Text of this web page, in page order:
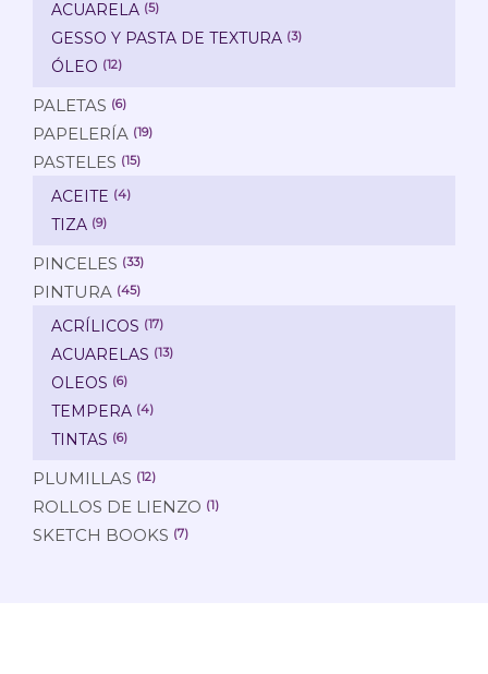
ACUARELA (5)
GESSO Y PASTA DE TEXTURA (3)
ÓLEO (12)
PALETAS (6)
PAPELERÍA (19)
PASTELES (15)
ACEITE (4)
TIZA (9)
PINCELES (33)
PINTURA (45)
ACRÍLICOS (17)
ACUARELAS (13)
OLEOS (6)
TEMPERA (4)
TINTAS (6)
PLUMILLAS (12)
ROLLOS DE LIENZO (1)
SKETCH BOOKS (7)